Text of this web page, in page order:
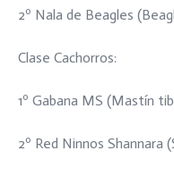
2º Nala de Beagles
Clase Cachorros:
1º Gabana MS (Mastín
2º Red Ninnos Shannara